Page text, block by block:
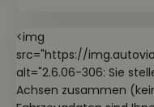
<img
src="https://
alt="2.6.06-306: Sie
Achsen zusammen